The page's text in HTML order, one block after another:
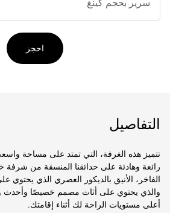
احجز
التفاصيل
رائعة وهادئة على حدائقنا المنسقة من
الفاخر، الأنيق بالديكور العصري الذي
والذي يحتوي على أثاث مصمم خصيصًا وأحدث
أعلى مستويات الراحة لك أثناء إقامتك.